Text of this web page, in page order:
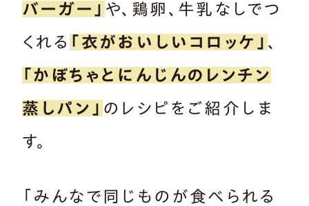
バーガー」 や、鶏卵、牛乳なしでつ
くれる 「衣がおいしいコロッケ」 、
「かぼちゃとにんじんのレンチン
蒸しパン」 のレシピをご紹介しま
す。
「みんなで同じものが食べられる